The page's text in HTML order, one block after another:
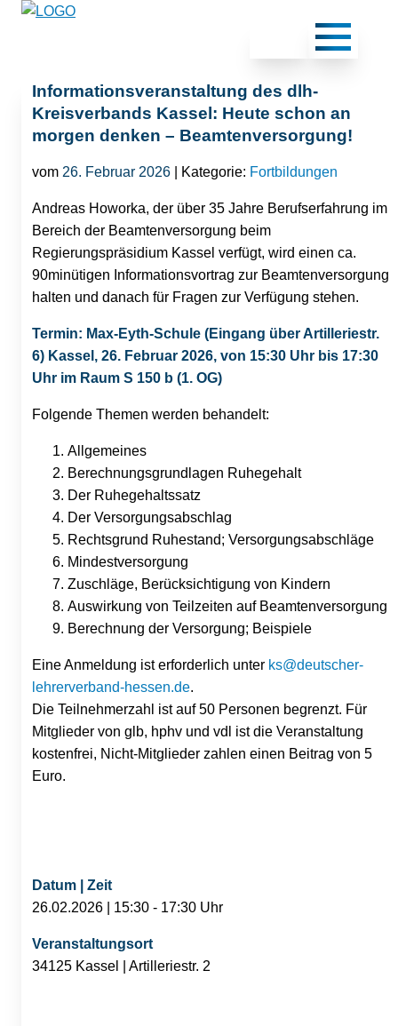
Informationsveranstaltung des dlh-
Kreisverbands Kassel: Heute schon an
morgen denken – Beamtenversorgung!
vom 26. Februar 2026 | Kategorie: Fortbildungen
Andreas Howorka, der über 35 Jahre Berufserfahrung im
Bereich der Beamtenversorgung beim
Regierungspräsidium Kassel verfügt, wird einen ca.
90minütigen Informationsvortrag zur Beamtenversorgung
halten und danach für Fragen zur Verfügung stehen.
Termin: Max-Eyth-Schule (Eingang über Artilleriestr.
6) Kassel, 26. Februar 2026, von 15:30 Uhr bis 17:30
Uhr im Raum S 150 b (1. OG)
Folgende Themen werden behandelt:
Allgemeines
Berechnungsgrundlagen Ruhegehalt
Der Ruhegehaltssatz
Der Versorgungsabschlag
Rechtsgrund Ruhestand; Versorgungsabschläge
Mindestversorgung
Zuschläge, Berücksichtigung von Kindern
Auswirkung von Teilzeiten auf Beamtenversorgung
Berechnung der Versorgung; Beispiele
Eine Anmeldung ist erforderlich unter ks@deutscher-
lehrerverband-hessen.de.
Die Teilnehmerzahl ist auf 50 Personen begrenzt. Für
Mitglieder von glb, hphv und vdl ist die Veranstaltung
kostenfrei, Nicht-Mitglieder zahlen einen Beitrag von 5
Euro.
Datum | Zeit
26.02.2026 | 15:30 - 17:30 Uhr
Veranstaltungsort
34125 Kassel | Artilleriestr. 2